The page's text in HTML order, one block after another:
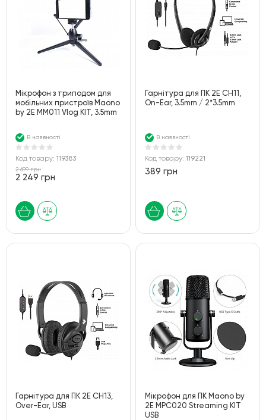
Мікрофон з триподом для
мобільних пристроїв Maono
by 2Е MM011 Vlog KIT, 3.5mm
В наявності
Код товару: 119383
2 699 грн
2 249 грн
Гарнітура для ПК 2E CH11,
On-Ear, 3.5mm / 2*3.5mm
В наявності
Код товару:119221
389 грн
Гарнітура для ПК 2E CH13,
Over-Ear, USB
Мікрофон для ПК Maono by
2Е MPC020 Streaming KIT
USB